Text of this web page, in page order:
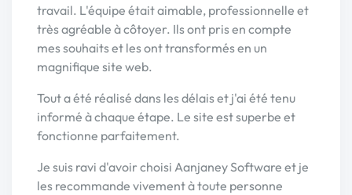
travail. L'équipe était aimable, professionnelle et
très agréable à côtoyer. Ils ont pris en compte
mes souhaits et les ont transformés en un
magnifique site web.
Tout a été réalisé dans les délais et j'ai été tenu
informé à chaque étape. Le site est superbe et
fonctionne parfaitement.
Je suis ravi d'avoir choisi Aanjaney Software et je
les recommande vivement à toute personne